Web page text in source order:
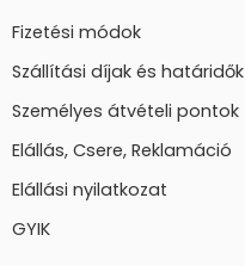
Fizetési módok
Szállítási díjak és határidők
Személyes átvételi pontok
Elállás, Csere, Reklamáció
Elállási nyilatkozat
GYIK